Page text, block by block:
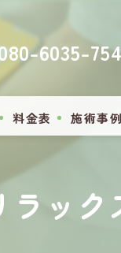
6035-
料金表 施術事例
ッ